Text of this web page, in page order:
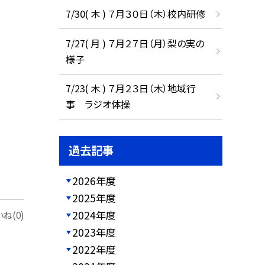
ね(0)
7/30( 木 ) ７月３０日（木）校内研修
7/27( 月 ) ７月２７日（月）梨の実の
様子
7/23( 木 ) ７月２３日（木）地域行
事 ラジオ体操
過去記事
2026年度
2025年度
2024年度
2023年度
2022年度